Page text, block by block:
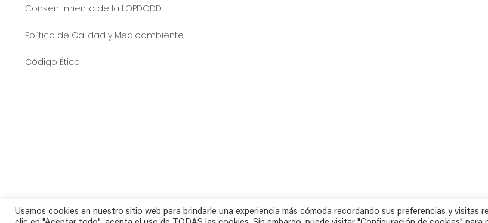
Consentimiento de la LOPDGDD
Política de Calidad y Medioambiente
Código Ético
Usamos cookies en nuestro sitio web para brindarle una experiencia más cómoda recordando sus preferencias y visitas